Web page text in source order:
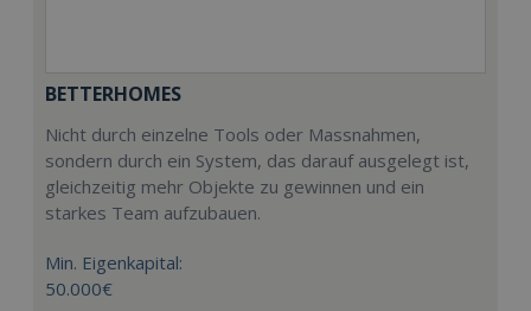
BETTERHOMES
Nicht durch einzelne Tools oder Massnahmen,
sondern durch ein System, das darauf ausgelegt ist,
gleichzeitig mehr Objekte zu gewinnen und ein
starkes Team aufzubauen.
Min. Eigenkapital:
50.000€